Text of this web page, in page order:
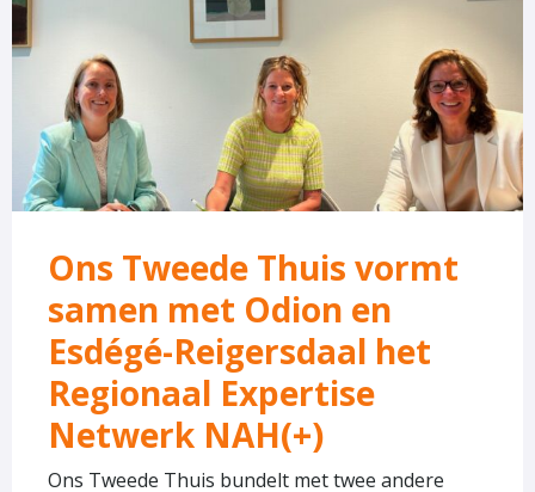
Ons Tweede Thuis vormt
samen met Odion en
Esdégé-Reigersdaal het
Regionaal Expertise
Netwerk NAH(+)
Ons Tweede Thuis bundelt met twee andere
Ons
Tweede
vormt
samen
met
Odion
Esdégé-
Reigersdaal
Regionaal
Expertise
Netwerk
NAH(+)